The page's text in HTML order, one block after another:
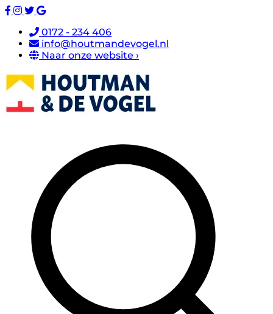
0172 - 234 406
info@houtmandevogel.nl
Naar onze website ›